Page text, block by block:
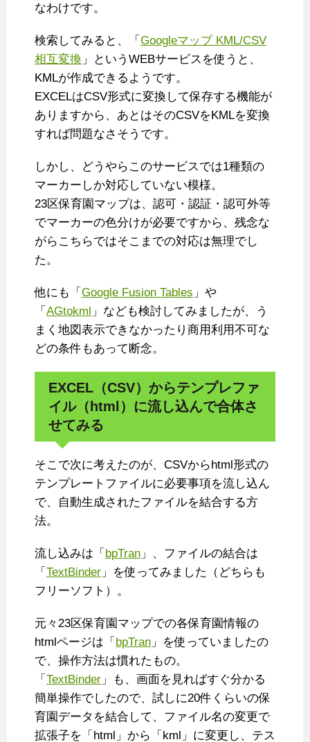
なわけです。
検索してみると、「 Googleマップ KML/CSV
相互変換 」というWEBサービスを使うと、
KMLが作成できるようです。
EXCELはCSV形式に変換して保存する機能が
ありますから、あとはそのCSVをKMLを変換
すれば問題なさそうです。
しかし、どうやらこのサービスでは1種類の
マーカーしか対応していない模様。
23区保育園マップは、認可・認証・認可外等
でマーカーの色分けが必要ですから、残念な
がらこちらではそこまでの対応は無理でし
た。
他にも「 Google Fusion Tables 」や
「 AGtokml 」なども検討してみましたが、う
まく地図表示できなかったり商用利用不可な
どの条件もあって断念。
EXCEL（CSV）からテンプレファ
イル（html）に流し込んで合体さ
せてみる
そこで次に考えたのが、CSVからhtml形式の
テンプレートファイルに必要事項を流し込ん
で、自動生成されたファイルを結合する方
法。
流し込みは「 bpTran 」、ファイルの結合は
「 TextBinder 」を使ってみました（どちらも
フリーソフト）。
元々23区保育園マップでの各保育園情報の
htmlページは「 bpTran 」を使っていましたの
で、操作方法は慣れたもの。
「 TextBinder 」も、画面を見ればすぐ分かる
簡単操作でしたので、試しに20件くらいの保
育園データを結合して、ファイル名の変更で
拡張子を「html」から「kml」に変更し、テス